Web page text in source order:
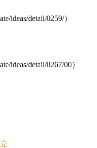
ideas/detail/0259/）
ideas/detail/0267/00）